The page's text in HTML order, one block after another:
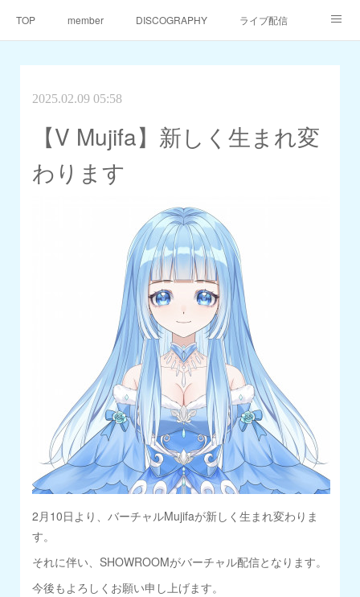
TOP member DISCOGRAPHY ライブ配信
2025.02.09 05:58
【V Mujifa】新しく生まれ変
わります
2月10日より、バーチャルMujifaが新しく生まれ変わりま
す。
それに伴い、SHOWROOMがバーチャル配信となります。
今後もよろしくお願い申し上げます。